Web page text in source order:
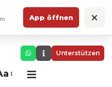
App öffnen ×
Unterstützen